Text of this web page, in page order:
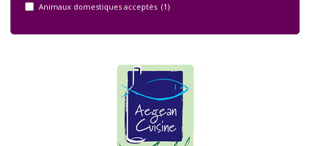
Animaux domestiques acceptés (1)